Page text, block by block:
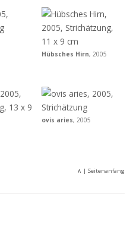
Hübsches Hirn, 2005
ovis aries, 2005
∧ | Seitenanfang